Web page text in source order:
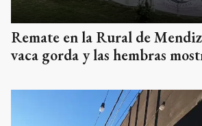
Remate en la Rural de
vaca gorda y las hembras